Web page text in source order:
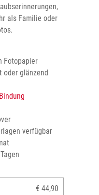
als Familie oder
Fotopapier
oder glänzend
verfügbar
€ 44,90